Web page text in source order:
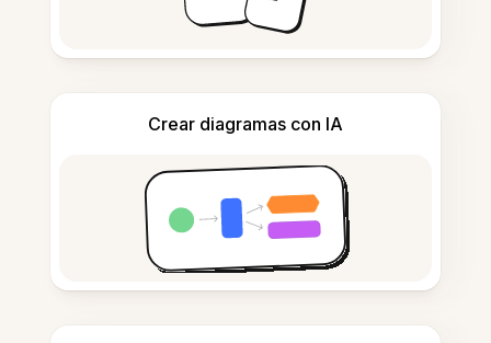
Crear diagramas con IA